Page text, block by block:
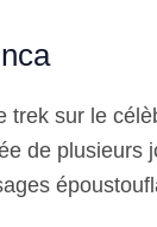
trek sur le
de plusieurs